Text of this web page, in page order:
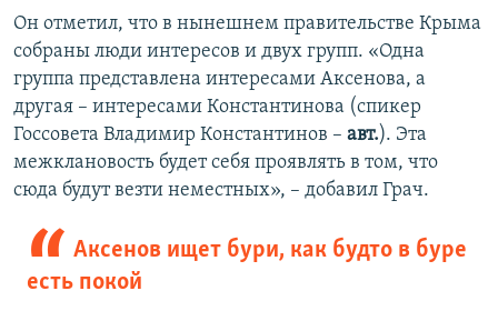
Он отметил, что в нынешнем правительстве Крыма
собраны люди интересов и двух групп. «Одна
группа представлена интересами Аксенова, а
другая – интересами Константинова (спикер
Госсовета Владимир Константинов – авт.). Эта
межклановость будет себя проявлять в том, что
сюда будут везти неместных», – добавил Грач.
Аксенов ищет бури, как будто в буре
есть покой